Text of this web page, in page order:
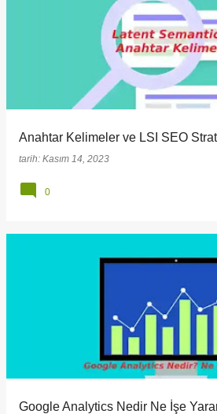
Anahtar Kelimeler ve LSI SEO
tarih: Kasım 14, 2023
0
Google Analytics Nedir Ne İşe